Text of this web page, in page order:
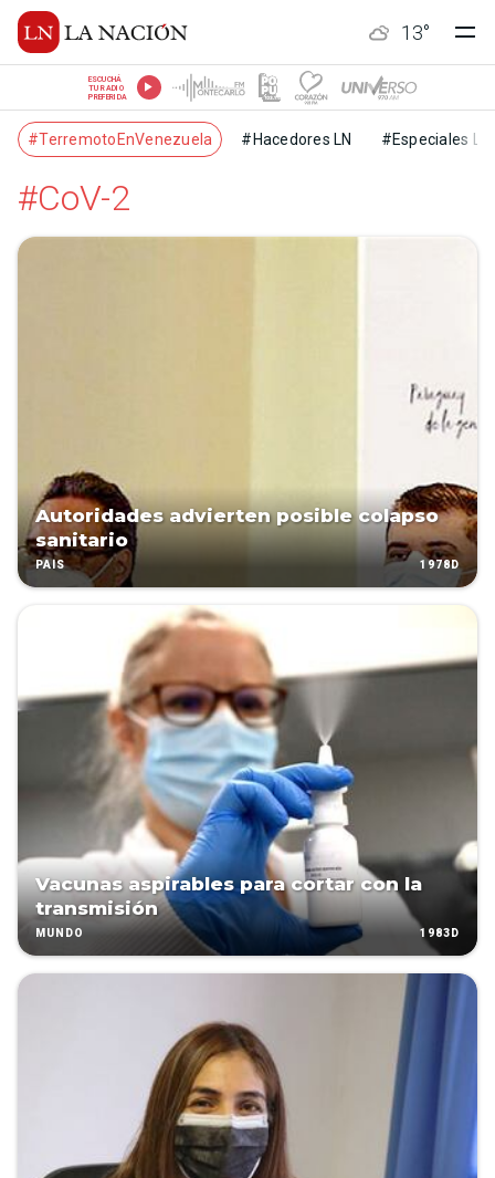
13°
ESCUCHÁ
TU RADIO
PREFERIDA
#TerremotoEnVenezuela #Hacedores LN #Especiales LN
#CoV-2
Autoridades advierten posible colapso
sanitario
PAÍS 1978D
Vacunas aspirables para cortar con la
transmisión
MUNDO 1983D